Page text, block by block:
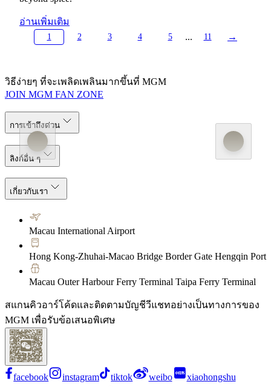
อ่านเพิ่มเติม
1 2 3 4 5 ... 11 →
วิธีง่ายๆ ที่จะเพลิดเพลินมากขึ้นที่ MGM
JOIN MGM FAN ZONE
การเข้าถึงด่วน
ลิงก์อื่น ๆ
เกี่ยวกับเรา
Macau International Airport
Hong Kong-Zhuhai-Macao Bridge Border Gate Hengqin Port
Macau Outer Harbour Ferry Terminal Taipa Ferry Terminal
สแกนคิวอาร์โค้ดและติดตามบัญชีวีแชทอย่างเป็นทางการของ
MGM เพื่อรับข้อเสนอพิเศษ
facebook instagram tiktok weibo xiaohongshu